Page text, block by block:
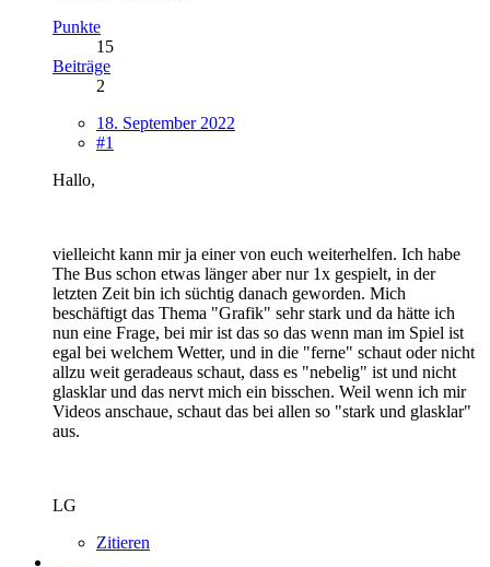
Punkte
15
Beiträge
2
18. September 2022
#1
Hallo,
vielleicht kann mir ja einer von euch weiterhelfen. Ich habe
The Bus schon etwas länger aber nur 1x gespielt, in der
letzten Zeit bin ich süchtig danach geworden. Mich
beschäftigt das Thema "Grafik" sehr stark und da hätte ich
nun eine Frage, bei mir ist das so das wenn man im Spiel ist
egal bei welchem Wetter, und in die "ferne" schaut oder nicht
allzu weit geradeaus schaut, dass es "nebelig" ist und nicht
glasklar und das nervt mich ein bisschen. Weil wenn ich mir
Videos anschaue, schaut das bei allen so "stark und glasklar"
aus.
LG
Zitieren